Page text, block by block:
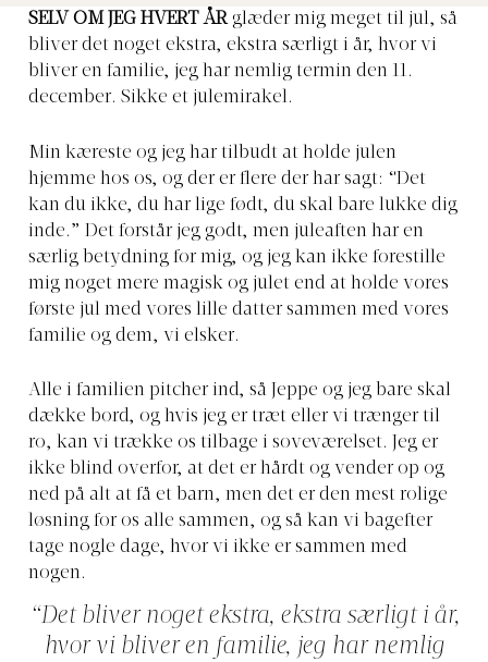
SELV OM JEG HVERT ÅRglæder mig meget til jul, så
bliver det noget ekstra, ekstra særligt i år, hvor vi
bliver en familie, jeg har nemlig termin den 11.
december. Sikke et julemirakel.
Min kæreste og jeg har tilbudt at holde julen
hjemme hos os, og der er flere der har sagt: “Det
kan du ikke, du har lige født, du skal bare lukke dig
inde.” Det forstår jeg godt, men juleaften har en
særlig betydning for mig, og jeg kan ikke forestille
mig noget mere magisk og julet end at holde vores
første jul med vores lille datter sammen med vores
familie og dem, vi elsker.
Alle i familien pitcher ind, så Jeppe og jeg bare skal
dække bord, og hvis jeg er træt eller vi trænger til
ro, kan vi trække os tilbage i soveværelset. Jeg er
ikke blind overfor, at det er hårdt og vender op og
ned på alt at få et barn, men det er den mest rolige
løsning for os alle sammen, og så kan vi bagefter
tage nogle dage, hvor vi ikke er sammen med
nogen.
“Det bliver noget ekstra, ekstra særligt i år,
hvor vi bliver en familie, jeg har nemlig